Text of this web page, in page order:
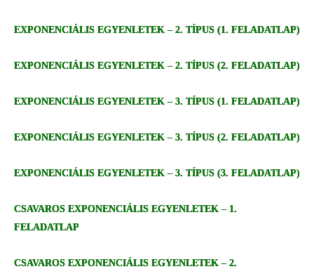
EXPONENCIÁLIS EGYENLETEK – 2. TÍPUS (1. FELADATLAP)
EXPONENCIÁLIS EGYENLETEK – 2. TÍPUS (2. FELADATLAP)
EXPONENCIÁLIS EGYENLETEK – 3. TÍPUS (1. FELADATLAP)
EXPONENCIÁLIS EGYENLETEK – 3. TÍPUS (2. FELADATLAP)
EXPONENCIÁLIS EGYENLETEK – 3. TÍPUS (3. FELADATLAP)
CSAVAROS EXPONENCIÁLIS EGYENLETEK – 1.
FELADATLAP
CSAVAROS EXPONENCIÁLIS EGYENLETEK – 2.